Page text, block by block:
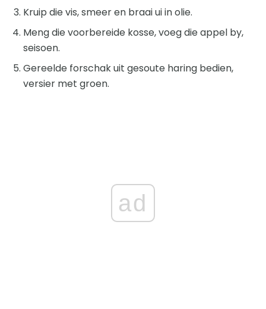
Kruip die vis, smeer en braai ui in olie.
Meng die voorbereide kosse, voeg die appel by,
seisoen.
Gereelde forschak uit gesoute haring bedien,
versier met groen.
ad